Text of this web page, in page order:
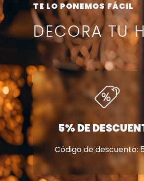
TE LO PONEMOS FÁCIL
DECORA TU
5% DE
Código de descuento: